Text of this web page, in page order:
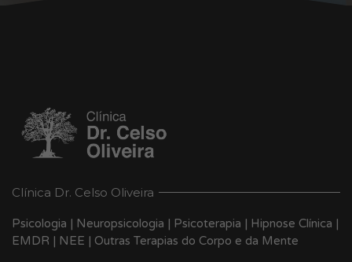
Clínica Dr. Celso Oliveira
Psicologia | Neuropsicologia | Psicoterapia | Hipnose Clínica |
EMDR | NEE | Outras Terapias do Corpo e da Mente